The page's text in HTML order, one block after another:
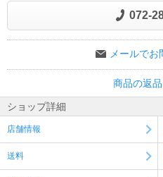
072-
メールでお
商品の返
ショップ詳細
店舗情報
送料